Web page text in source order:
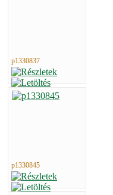
p1330837
p1330845